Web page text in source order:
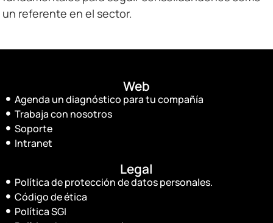
un referente en el sector.
Web
Agenda un diagnóstico para tu compañía
Trabaja con nosotros
Soporte
Intranet
Legal
Política de protección de datos personales.
Código de ética
Política SGI